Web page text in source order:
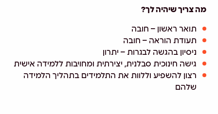
מה צריך שיהיה לך?
תואר ראשון – חובה
תעודת הוראה – חובה
ניסיון בהגשה לבגרות – יתרון
גישה חינוכית סבלנית, יצירתית ומחויבות ללמידה אישית
רצון להשפיע וללוות את התלמידים בתהליך הלמידה
שלהם